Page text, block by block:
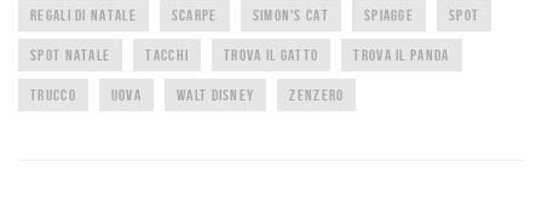
REGALI DI NATALE SCARPE SIMON'S CAT SPIAGGE SPOT
SPOT NATALE TACCHI TROVA IL GATTO TROVA IL PANDA
TRUCCO UOVA WALT DISNEY ZENZERO